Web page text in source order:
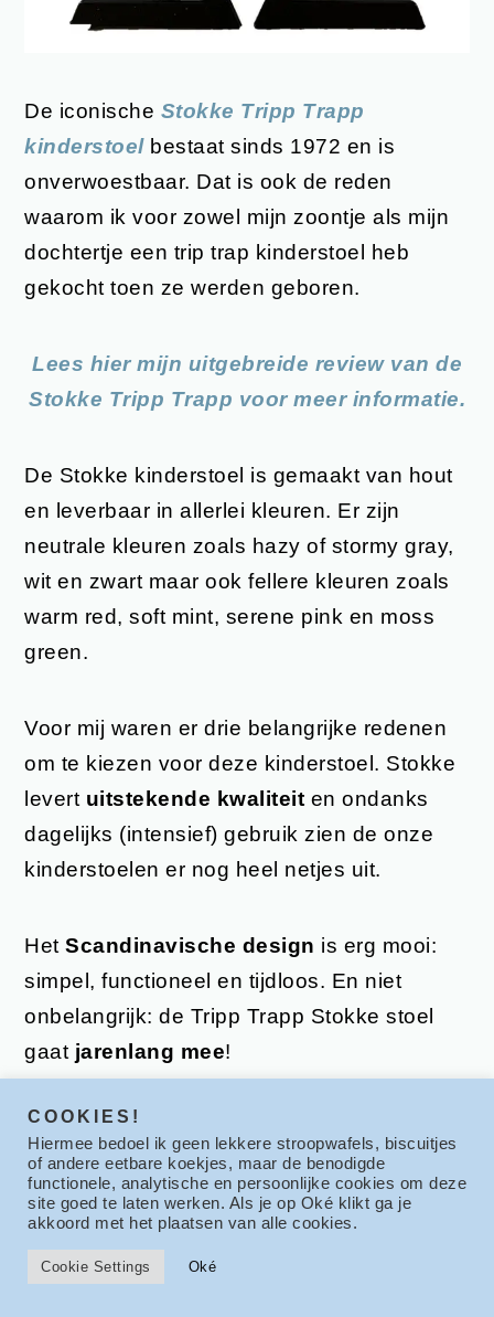
De iconische Stokke Tripp Trapp
kinderstoelbestaat sinds 1972 en is
onverwoestbaar. Dat is ook de reden
waarom ik voor zowel mijn zoontje als mijn
dochtertje een trip trap kinderstoel heb
gekocht toen ze werden geboren.
Lees hier mijn uitgebreide review van de
Stokke Tripp Trapp voor meer informatie.
De Stokke kinderstoel is gemaakt van hout
en leverbaar in allerlei kleuren. Er zijn
neutrale kleuren zoals hazy of stormy gray,
wit en zwart maar ook fellere kleuren zoals
warm red, soft mint, serene pink en moss
green.
Voor mij waren er drie belangrijke redenen
om te kiezen voor deze kinderstoel. Stokke
levert uitstekende kwaliteit en ondanks
dagelijks (intensief) gebruik zien de onze
kinderstoelen er nog heel netjes uit.
HetScandinavische design is erg mooi:
simpel, functioneel en tijdloos. En niet
onbelangrijk: de Tripp Trapp Stokke stoel
gaat jarenlang mee!
Je kunt deze kinderstoel (met de
Trapp Stokke newborn set ) gebruiken
vanaf het moment dat je baby geboren is en
er zelfs als volwassene redelijk comfortabel
op zitten.
COOKIES!
Hiermee bedoel ik geen lekkere stroopwafels, biscuitjes
of andere eetbare koekjes, maar de benodigde
functionele, analytische en persoonlijke cookies om deze
site goed te laten werken. Als je op Oké klikt ga je
akkoord met het plaatsen van alle cookies.
Cookie Settings Oké